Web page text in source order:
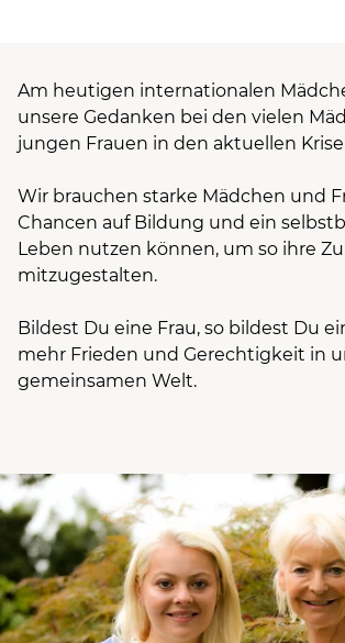
Am heutigen internationalen
unsere Gedanken bei den vielen
jungen Frauen in den aktuellen
Wir brauchen starke Mädchen und
Chancen auf Bildung und ein
Leben nutzen können, um so ihre
mitzugestalten.
Bildest Du eine Frau, so bildest Du
mehr Frieden und Gerechtigkeit in
gemeinsamen Welt.